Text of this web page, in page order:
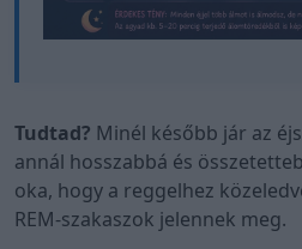
Tudtad? Minél később jár az
annál hosszabbá és
oka, hogy a reggelhez
REM-szakaszok jelennek meg.